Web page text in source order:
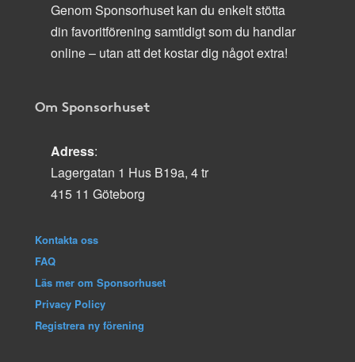
Genom Sponsorhuset kan du enkelt stötta
din favoritförening samtidigt som du handlar
online – utan att det kostar dig något extra!
Om Sponsorhuset
Adress:
Lagergatan 1 Hus B19a, 4 tr
415 11 Göteborg
Kontakta oss
FAQ
Läs mer om Sponsorhuset
Privacy Policy
Registrera ny förening